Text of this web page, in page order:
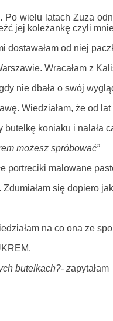
Po wielu latach Zuza
jej koleżankę czyli
od niej
Wracałam z
nie dbała o swój
Wiedziałam, że od
butelkę koniaku i nalała
możesz spróbować”
portreciki malowane
się dopiero
na co ona ze
butelkach?- zapytałam